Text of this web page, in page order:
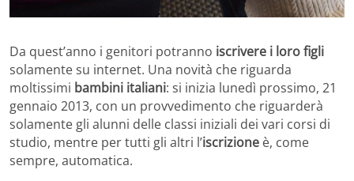
Da quest’anno i genitori potranno iscrivere i loro figli
solamente su internet. Una novità che riguarda
moltissimi bambini italiani: si inizia lunedì prossimo, 21
gennaio 2013, con un provvedimento che riguarderà
solamente gli alunni delle classi iniziali dei vari corsi di
studio, mentre per tutti gli altri l’iscrizione è, come
sempre, automatica.